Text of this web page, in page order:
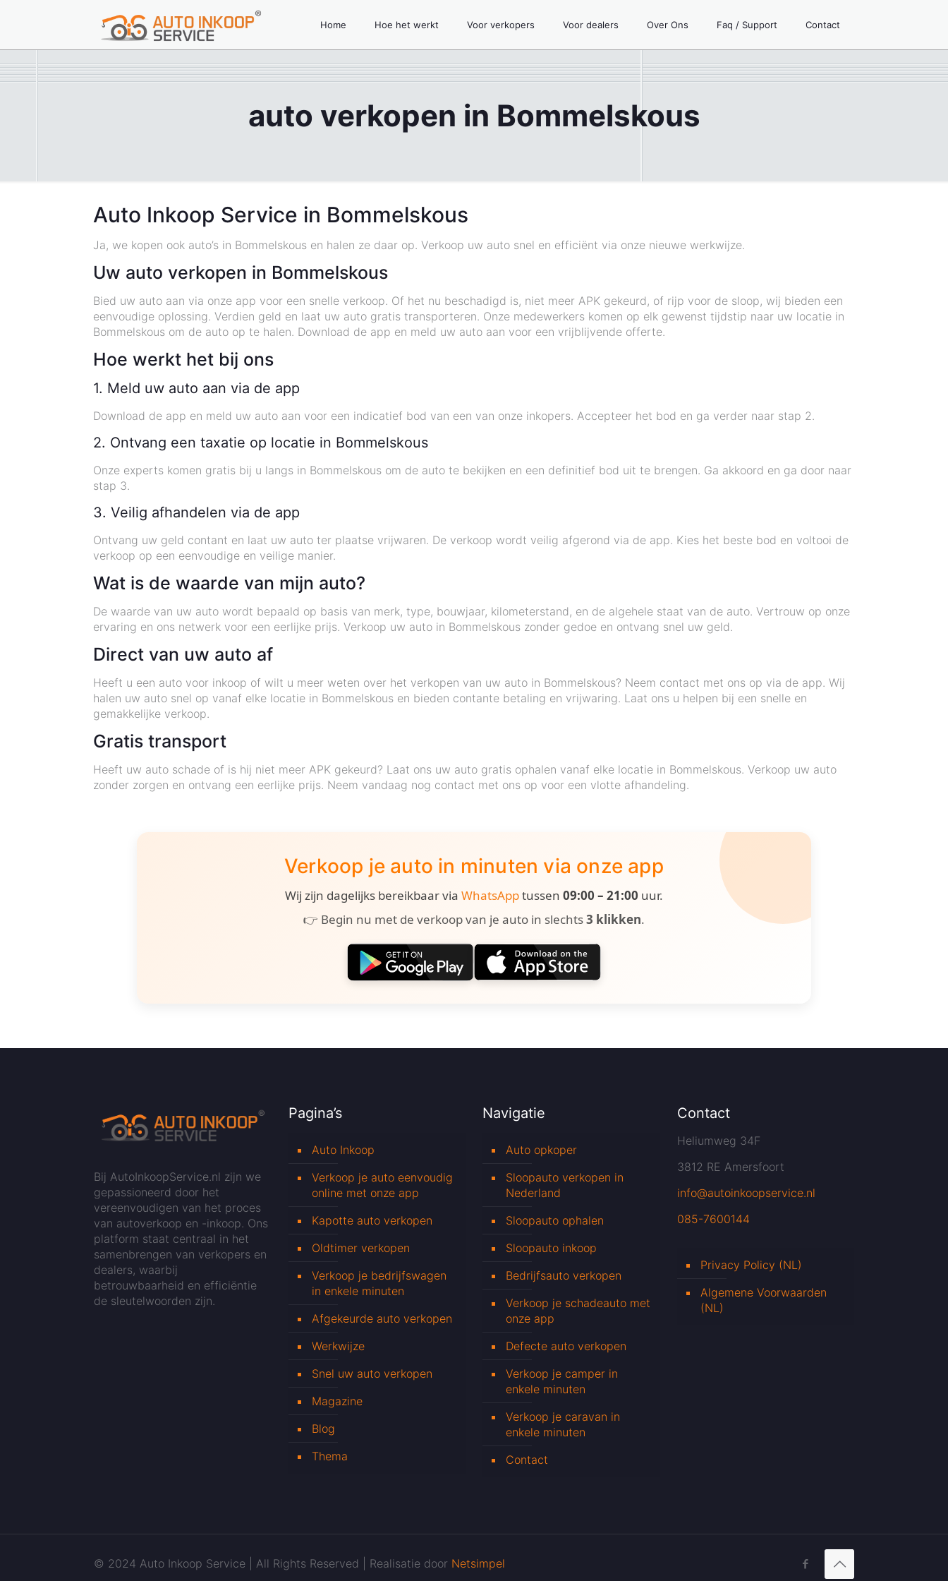
Home Hoe het werkt Voor verkopers Voor dealers Over Ons Faq / Support Contact
auto verkopen in Bommelskous
Auto Inkoop Service in Bommelskous
Ja, we kopen ook auto’s in Bommelskous en halen ze daar op. Verkoop uw auto snel en efficiënt via onze nieuwe werkwijze.
Uw auto verkopen in Bommelskous
Bied uw auto aan via onze app voor een snelle verkoop. Of het nu beschadigd is, niet meer APK gekeurd, of rijp voor de sloop, wij bieden een
eenvoudige oplossing. Verdien geld en laat uw auto gratis transporteren. Onze medewerkers komen op elk gewenst tijdstip naar uw locatie in
Bommelskous om de auto op te halen. Download de app en meld uw auto aan voor een vrijblijvende offerte.
Hoe werkt het bij ons
1. Meld uw auto aan via de app
Download de app en meld uw auto aan voor een indicatief bod van een van onze inkopers. Accepteer het bod en ga verder naar stap 2.
2. Ontvang een taxatie op locatie in Bommelskous
Onze experts komen gratis bij u langs in Bommelskous om de auto te bekijken en een definitief bod uit te brengen. Ga akkoord en ga door naar
stap 3.
3. Veilig afhandelen via de app
Ontvang uw geld contant en laat uw auto ter plaatse vrijwaren. De verkoop wordt veilig afgerond via de app. Kies het beste bod en voltooi de
verkoop op een eenvoudige en veilige manier.
Wat is de waarde van mijn auto?
De waarde van uw auto wordt bepaald op basis van merk, type, bouwjaar, kilometerstand, en de algehele staat van de auto. Vertrouw op onze
ervaring en ons netwerk voor een eerlijke prijs. Verkoop uw auto in Bommelskous zonder gedoe en ontvang snel uw geld.
Direct van uw auto af
Heeft u een auto voor inkoop of wilt u meer weten over het verkopen van uw auto in Bommelskous? Neem contact met ons op via de app. Wij
halen uw auto snel op vanaf elke locatie in Bommelskous en bieden contante betaling en vrijwaring. Laat ons u helpen bij een snelle en
gemakkelijke verkoop.
Gratis transport
Heeft uw auto schade of is hij niet meer APK gekeurd? Laat ons uw auto gratis ophalen vanaf elke locatie in Bommelskous. Verkoop uw auto
zonder zorgen en ontvang een eerlijke prijs. Neem vandaag nog contact met ons op voor een vlotte afhandeling.
Verkoop je auto in minuten via onze app
Wij zijn dagelijks bereikbaar via WhatsApptussen 09:00 – 21:00 uur.
👉 Begin nu met de verkoop van je auto in slechts3 klikken.
Bij AutoInkoopService.nl zijn we
gepassioneerd door het
vereenvoudigen van het proces
van autoverkoop en -inkoop. Ons
platform staat centraal in het
samenbrengen van verkopers en
dealers, waarbij
betrouwbaarheid en efficiëntie
de sleutelwoorden zijn.
Pagina’s
Auto Inkoop
Verkoop je auto eenvoudig
online met onze app
Kapotte auto verkopen
Oldtimer verkopen
Verkoop je bedrijfswagen
in enkele minuten
Afgekeurde auto verkopen
Werkwijze
Snel uw auto verkopen
Magazine
Blog
Thema
Navigatie
Auto opkoper
Sloopauto verkopen in
Nederland
Sloopauto ophalen
Sloopauto inkoop
Bedrijfsauto verkopen
Verkoop je schadeauto met
onze app
Defecte auto verkopen
Verkoop je camper in
enkele minuten
Verkoop je caravan in
enkele minuten
Contact
Contact
Heliumweg 34F
3812 RE Amersfoort
info@autoinkoopservice.nl
085-7600144
Privacy Policy (NL)
Algemene Voorwaarden
(NL)
© 2024 Auto Inkoop Service | All Rights Reserved | Realisatie door Netsimpel